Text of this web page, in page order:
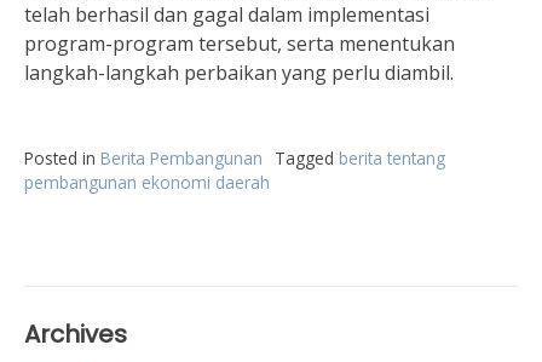
telah berhasil dan gagal dalam implementasi
program-program tersebut, serta menentukan
langkah-langkah perbaikan yang perlu diambil.
Posted in Berita Pembangunan Tagged berita tentang
pembangunan ekonomi daerah
Archives